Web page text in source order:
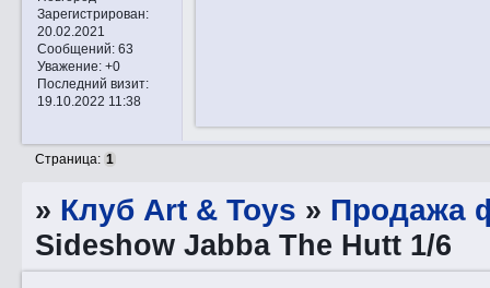
Зарегистрирован:
20.02.2021
Сообщений:63
Уважение: +0
Последний визит:
19.10.2022 11:38
Страница: 1
» Клуб Art & Toys » Продажа
Sideshow Jabba The Hutt 1/6